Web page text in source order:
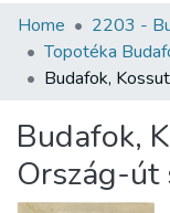
Communities &
All of DSpace
About us
Home
2203 -
Topotéka
Budafok,
Ország-út